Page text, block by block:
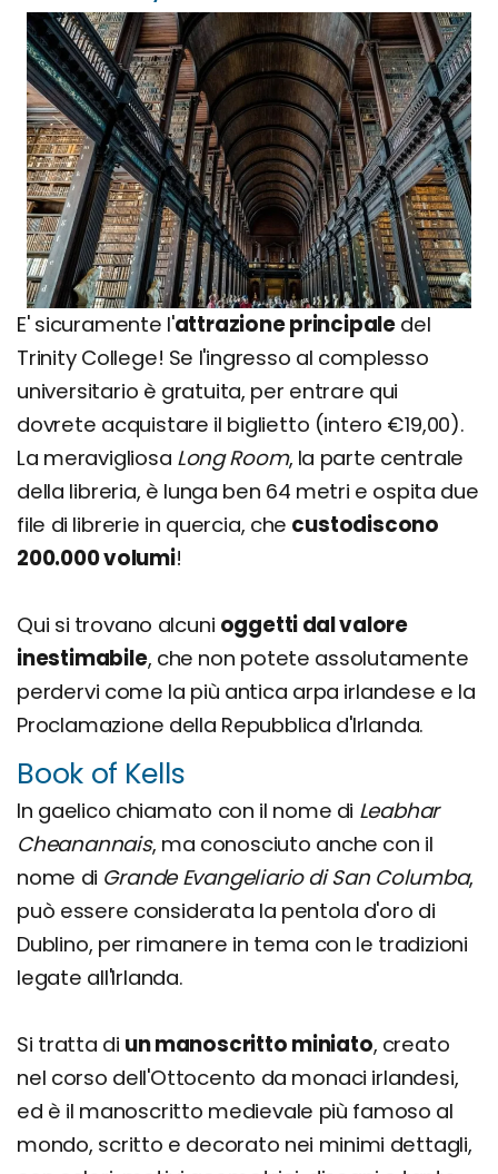
E' sicuramente l'attrazione principaledel
Trinity College! Se l'ingresso al complesso
universitario è gratuita, per entrare qui
dovrete acquistare il biglietto (intero €19,00).
La meravigliosa Long Room, la parte centrale
della libreria, è lunga ben 64 metri e ospita due
file di librerie in quercia, che custodiscono
200.000 volumi!
Qui si trovano alcuni oggetti dal valore
inestimabile, che non potete assolutamente
perdervi come la più antica arpa irlandese e la
Proclamazione della Repubblica d'Irlanda.
Book of Kells
In gaelico chiamato con il nome di Leabhar
Cheanannais, ma conosciuto anche con il
nome di Grande Evangeliario di San Columba,
può essere considerata la pentola d'oro di
Dublino, per rimanere in tema con le tradizioni
legate all'Irlanda.
Si tratta di un manoscritto miniato, creato
nel corso dell'Ottocento da monaci irlandesi,
ed è il manoscritto medievale più famoso al
mondo, scritto e decorato nei minimi dettagli,